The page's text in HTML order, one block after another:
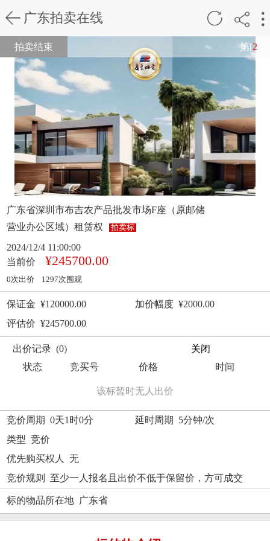
广东拍卖在线
拍卖结束 第[2
广东省深圳市布吉农产品批发市场F座（原邮储
营业办公区域）租赁权
拍卖标
2024/12/4 11:00:00
当前价
¥245700.00
0次出价 1297次围观
保证金 ¥120000.00
加价幅度 ¥2000.00
评估价 ¥245700.00
出价记录 (0)
关闭
状态
竞买号 价格 时间
该标暂时无人出价
竞价周期 0天1时0分
延时周期 5分钟/次
类型 竞价
优先购买权人 无
竞价规则 至少一人报名且出价不低于保留价，方可成交
标的物品所在地 广东省